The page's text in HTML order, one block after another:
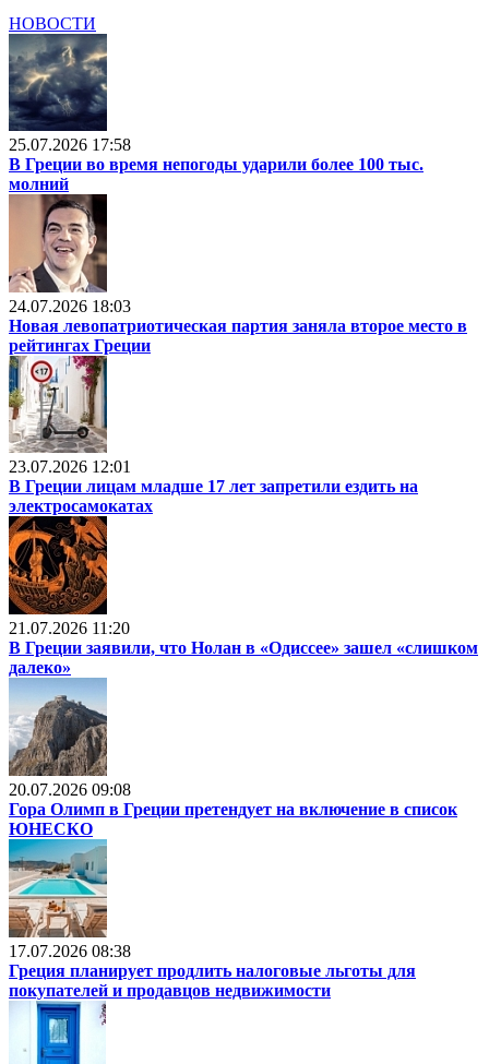
НОВОСТИ
25.07.2026 17:58
В Греции во время непогоды ударили более 100 тыс.
молний
24.07.2026 18:03
Новая левопатриотическая партия заняла второе место в
рейтингах Греции
23.07.2026 12:01
В Греции лицам младше 17 лет запретили ездить на
электросамокатах
21.07.2026 11:20
В Греции заявили, что Нолан в «Одиссее» зашел «слишком
далеко»
20.07.2026 09:08
Гора Олимп в Греции претендует на включение в список
ЮНЕСКО
17.07.2026 08:38
Греция планирует продлить налоговые льготы для
покупателей и продавцов недвижимости